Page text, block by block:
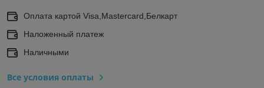
Оплата картой Visa,Mastercard,Белкарт
Наложенный платеж
Наличными
Все условия оплаты